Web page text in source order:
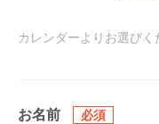
お名前